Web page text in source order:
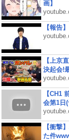
画】
【報告
【上京
決起会!
【CH1
会第1日
【衝撃
た件